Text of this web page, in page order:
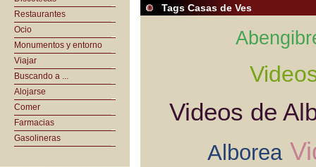
Restaurantes
Ocio
Monumentos y entorno
Viajar
Buscando a ...
Alojarse
Comer
Farmacias
Gasolineras
Tags Casas de Ves
Videos de
Alborea